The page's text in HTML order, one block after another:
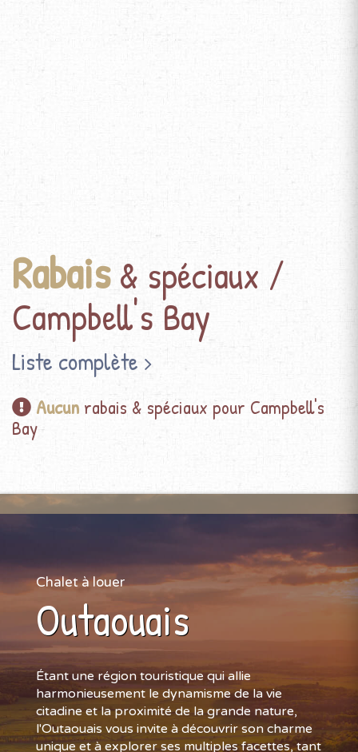
Rabais& spéciaux /
Campbell's Bay
Liste complète
Aucun rabais & spéciaux pour Campbell's
Bay
Chalet à louer
Outaouais
Étant une région touristique qui allie
harmonieusement le dynamisme de la vie
citadine et la proximité de la grande nature,
l'Outaouais vous invite à découvrir son charme
unique et à explorer ses multiples facettes, tant